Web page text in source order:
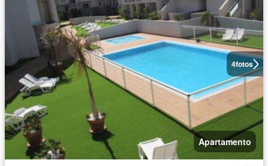
4fotos
Apartamento